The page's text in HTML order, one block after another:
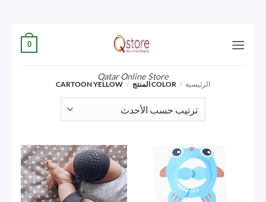
للمحتوى
Qatar Online Store
0
الرئيسية / COLOR المنتج /